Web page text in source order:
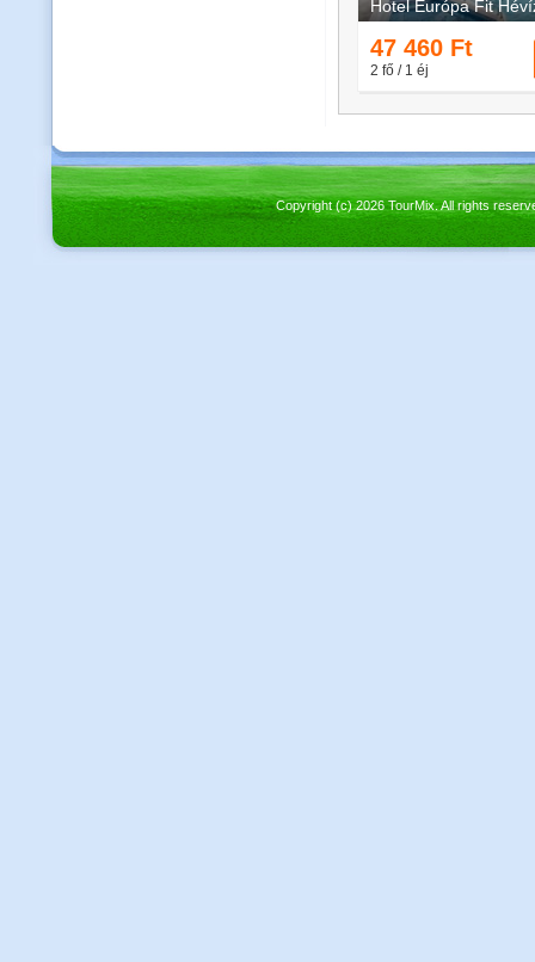
Copyright (c) 2026 TourMix. All rights